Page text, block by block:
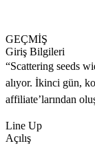
GEÇMİŞ
Giriş Bilgileri
“Scattering seeds
alıyor. İkinci gün,
affiliate’larından
Line Up
Açılış